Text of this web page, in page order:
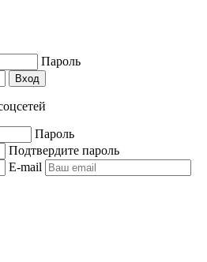
Пароль
Вход
Пароль
Подтвердите пароль
E-mail